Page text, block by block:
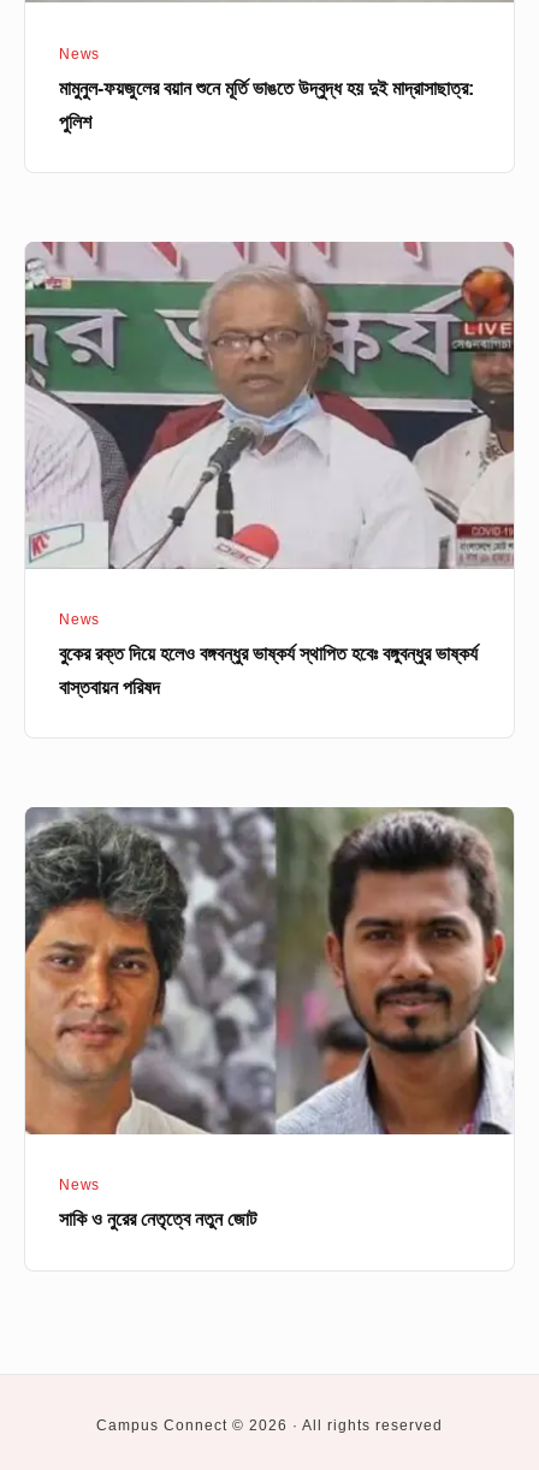
News
মামুনুল-ফয়জুলের বয়ান শুনে মূর্তি ভাঙতে উদ্বুদ্ধ হয় দুই মাদ্রাসাছাত্র:
পুলিশ
বুকের
রক্ত
দিয়ে
হলেও
বঙ্গবন্ধুর
স্থাপিত
হবেঃ
বঙ্গুবন্ধুর
ভাষ্কর্য
News
বুকের রক্ত দিয়ে হলেও বঙ্গবন্ধুর ভাষ্কর্য স্থাপিত হবেঃ বঙ্গুবন্ধুর ভাষ্কর্য
বাস্তবায়ন পরিষদ
সাকি
ও
নুরের
নেতৃত্বে
নতুন
জোট
News
সাকি ও নুরের নেতৃত্বে নতুন জোট
Campus Connect © 2026 · All rights reserved